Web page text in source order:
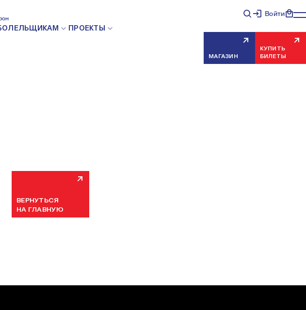
ПРОЕКТЫ
Войти
МАГАЗИН
КУПИТЬ
БИЛЕТЫ
ВНУТРЕННЯЯ ОШИБКА СЕРВЕРА
Мы уже устраняем неисправность, попробуйте обновить страницу через
ВЕРНУТЬСЯ
НА ГЛАВНУЮ